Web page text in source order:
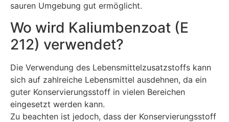
sauren Umgebung gut ermöglicht.
Wo wird Kaliumbenzoat (E
212) verwendet?
Die Verwendung des Lebensmittelzusatzstoffs kann
sich auf zahlreiche Lebensmittel ausdehnen, da ein
guter Konservierungsstoff in vielen Bereichen
eingesetzt werden kann.
Zu beachten ist jedoch, dass der Konservierungsstoff